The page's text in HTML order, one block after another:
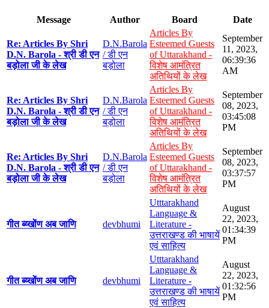
Message Author Board Date
Re: Articles By Shri
D.N. Barola - श्री डी एन
बड़ोला जी के लेख
D.N.Barola
/ डी एन
बड़ोला
Articles By
Esteemed Guests
of Uttarakhand -
विशेष आमंत्रित
अतिथियों के लेख
September
11, 2023,
06:39:36
AM
Re: Articles By Shri
D.N. Barola - श्री डी एन
बड़ोला जी के लेख
D.N.Barola
/ डी एन
बड़ोला
Articles By
Esteemed Guests
of Uttarakhand -
विशेष आमंत्रित
अतिथियों के लेख
September
08, 2023,
03:45:08
PM
Re: Articles By Shri
D.N. Barola - श्री डी एन
बड़ोला जी के लेख
D.N.Barola
/ डी एन
बड़ोला
Articles By
Esteemed Guests
of Uttarakhand -
विशेष आमंत्रित
अतिथियों के लेख
September
08, 2023,
03:37:57
PM
गीत ब्य्खोंण अब जाणि devbhumi
Utttarakhand
Language &
Literature -
उत्तराखण्ड की भाषायें
एवं साहित्य
August
22, 2023,
01:34:39
PM
गीत ब्य्खोंण अब जाणि devbhumi
Utttarakhand
Language &
Literature -
उत्तराखण्ड की भाषायें
एवं साहित्य
August
22, 2023,
01:32:56
PM